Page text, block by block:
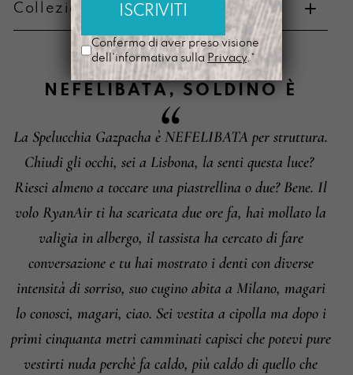
Informazioni su cambi e resi
Collezione di appartenenza
NEFELIBATA,SOLDINO È
La Spelucchia Gazpacha è NEFELIBATA per struttura.
Chiudi gli occhi, sei a Lisbona, la senti questa luce?
Riesci almeno a toccare una piastrellina o due? Bene. Il
volo RyanAir ti ha scaricata due ore fa, hai mollato la
valigia in albergo, il tassista ha cercato di fare
conversazione e tu hai mostrato i denti con diverse
intensità di sorriso, suo cugino abita a Milano, magari
lo conosci, magari, ciao. Sei vestita a cipolla ma dopo i
primi cinquanta metri camminati capisci che potevi pure
vestirti nuda perchè fa caldo, più caldo di quello che
Confermo di aver preso visione
dell'informativa sulla Privacy.*